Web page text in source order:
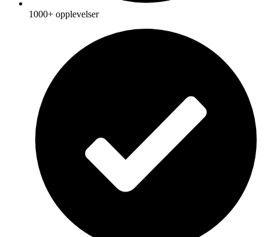
1000+ opplevelser